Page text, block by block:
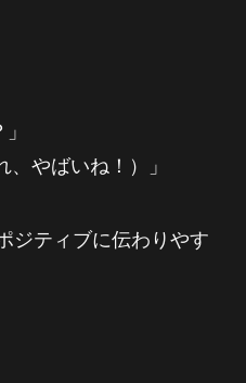
、やばいね！）」
ジティブに伝わりやす